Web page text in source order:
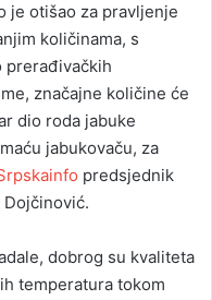
je otišao za pravljenje
količinama, s
prerađivačkih
značajne količine će
dio roda jabuke
jabukovaču, za
predsjednik
Dojčinović.
dobrog su kvaliteta
temperatura tokom